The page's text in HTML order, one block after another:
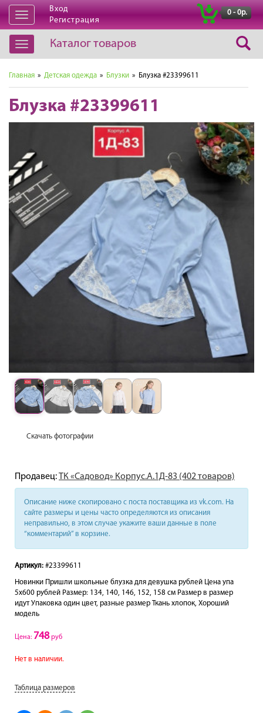
Открыть
навигацию
Вход
Регистрация
0 - 0р.
Открыть
навигацию
Каталог товаров
Главная » Детская одежда » Блузки » Блузка #23399611
Блузка #23399611
Скачать фотографии
Продавец:ТК «Садовод» Корпус.А.1Д-83 (402 товаров)
Описание ниже скопировано с поста поставщика из vk.com. На
сайте размеры и цены часто определяются из описания
неправильно, в этом случае укажите ваши данные в поле
“комментарий” в корзине.
Артикул: #23399611
Новинки Пришли школьные блузка для девушка рублей Цена упа
5х600 рублей Размер: 134, 140, 146, 152, 158 см Размер в размер
идут Упаковка один цвет, разные размер Ткань хлопок, Хороший
модель
Цена: 748руб
Нет в наличии.
Таблица размеров